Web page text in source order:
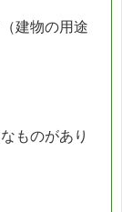
建物の用途
ものがあり